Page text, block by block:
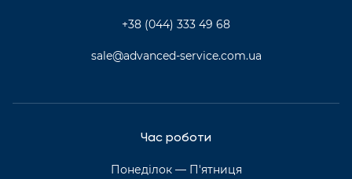
+38 (044) 333 49 68
sale@advanced-service.com.ua
Час роботи
Понеділок — П'ятниця